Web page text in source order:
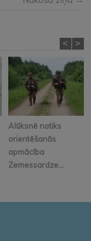
Alūksnē notiks
orientēšanās
apmācība
Zemessardze...
< >